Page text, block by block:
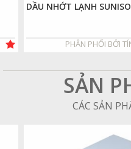
DẦU NHỚT LẠNH
PHÂN PHỐI BỞI
SẢN
CÁC SẢN